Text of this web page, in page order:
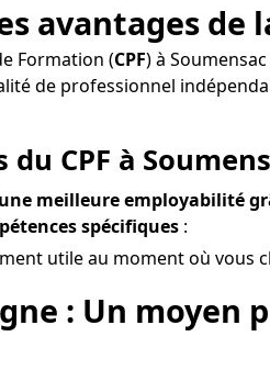
avantages de
Formation (CPF) à
de professionnel
du CPF à
meilleure employabilité
spécifiques :
utile au moment où vous
: Un